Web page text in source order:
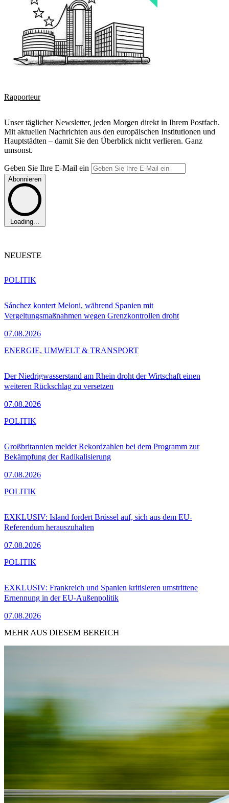
Rapporteur
Unser täglicher Newsletter, jeden Morgen direkt in Ihrem Postfach.
Mit aktuellen Nachrichten aus den europäischen Institutionen und
Hauptstädten – damit Sie den Überblick nicht verlieren. Ganz
umsonst.
Geben Sie Ihre E-Mail ein
Abonnieren
Loading...
NEUESTE
Sánchez kontert Meloni, während Spanien mit
Vergeltungsmaßnahmen wegen Grenzkontrollen droht
07.08.2026
POLITIK
Der Niedrigwasserstand am Rhein droht der Wirtschaft einen
weiteren Rückschlag zu versetzen
07.08.2026
ENERGIE, UMWELT & TRANSPORT
Großbritannien meldet Rekordzahlen bei dem Programm zur
Bekämpfung der Radikalisierung
07.08.2026
POLITIK
EXKLUSIV: Island fordert Brüssel auf, sich aus dem EU-
Referendum herauszuhalten
07.08.2026
POLITIK
EXKLUSIV: Frankreich und Spanien kritisieren umstrittene
Ernennung in der EU-Außenpolitik
07.08.2026
POLITIK
MEHR AUS DIESEM BEREICH